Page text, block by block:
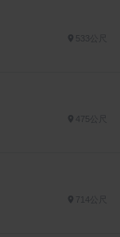
533公尺
475公尺
714公尺